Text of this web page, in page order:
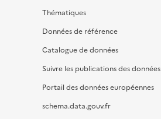
Thématiques
Données de référence
Catalogue de données
Suivre les publications des données
Portail des données européennes
schema.data.gouv.fr